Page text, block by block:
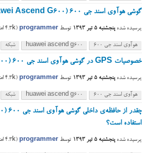
گوشی هوآوی اسند جی ۶۰۰ (Huawei Ascend G600) امکان infrared و nfc داره؟
پرسیده شده پنجشنبه ۵ تیر ۱۳۹۳ توسط programmer
(
4.3k
هوآوی اسند جی ۶۰۰ huawei ascend g600 شبکه
خصوصیات GPS در گوشی هوآوی اسند جی ۶۰۰ (Huawei Ascend G600) چیست؟
پرسیده شده پنجشنبه ۵ تیر ۱۳۹۳ توسط programmer
(
4.3k
هوآوی اسند جی ۶۰۰ huawei ascend g600 شبکه
استفاده است؟
پرسیده شده پنجشنبه ۵ تیر ۱۳۹۳ توسط programmer
(
4.3k